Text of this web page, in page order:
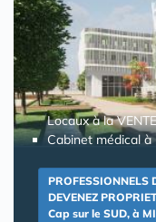
Locaux à la
Cabinet médical à
PROFESSIONNELS
DEVENEZ
Cap sur le SUD, à